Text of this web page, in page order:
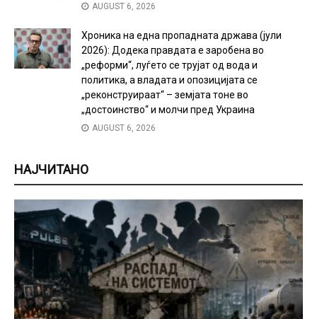
AUGUST 6, 2026
Хроника на една пропадната држава (јули
2026): Додека правдата е заробена во
„реформи“, луѓето се трујат од вода и
политика, а владата и опозицијата се
„реконструираат“ – земјата тоне во
„достоинство“ и молчи пред Украина
AUGUST 6, 2026
НАЈЧИТАНО